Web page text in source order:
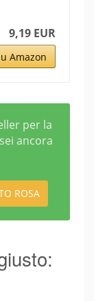
9,19 EUR
Amazon
per la
ancora
ROSA